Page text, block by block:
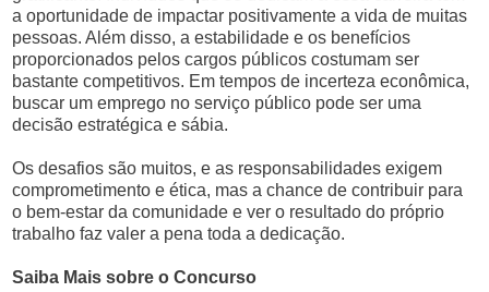
a oportunidade de impactar positivamente a vida de muitas
pessoas. Além disso, a estabilidade e os benefícios
proporcionados pelos cargos públicos costumam ser
bastante competitivos. Em tempos de incerteza econômica,
buscar um emprego no serviço público pode ser uma
decisão estratégica e sábia.
Os desafios são muitos, e as responsabilidades exigem
comprometimento e ética, mas a chance de contribuir para
o bem-estar da comunidade e ver o resultado do próprio
trabalho faz valer a pena toda a dedicação.
Saiba Mais sobre o Concurso